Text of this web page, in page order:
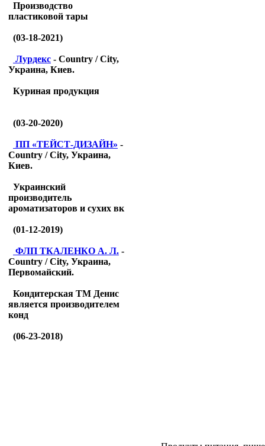
Производство
пластиковой тары
(03-18-2021)
Лурдекс - Country / City,
Украина, Киев.
Куриная продукция
(03-20-2020)
ПП «ТЕЙСТ-ДИЗАЙН» -
Country / City, Украина,
Киев.
Украинский
производитель
ароматизаторов и сухих вк
(01-12-2019)
ФЛП ТКАЛЕНКО А. Л. -
Country / City, Украина,
Первомайский.
Кондитерская ТМ Денис
является производителем
конд
(06-23-2018)